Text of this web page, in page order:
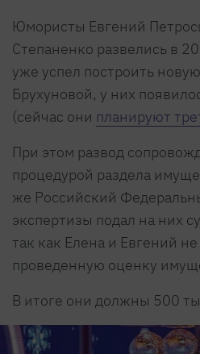
Юмористы Евгений
Степаненко развелись в
уже успел построить
Брухуновой, у них
(сейчас они планируют
При этом развод
процедурой раздела
же Российский
экспертизы подал на них
так как Елена и Евгений
проведенную оценку
В итоге они должны 500